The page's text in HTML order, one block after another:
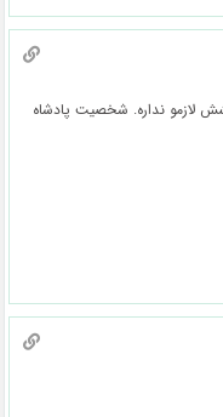
لازمو نداره. شخصیت پادشاه